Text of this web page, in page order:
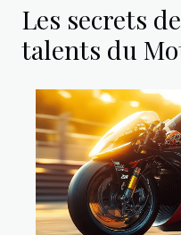
Les secrets
talents du